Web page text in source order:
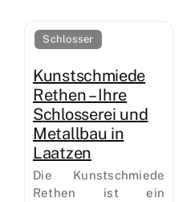
Schlosser
Kunstschmiede
Rethen – Ihre
Schlosserei und
Metallbau in
Laatzen
Die Kunstschmiede
Rethen ist ein